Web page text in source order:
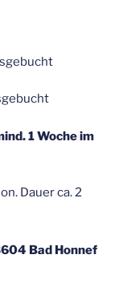
1 Woche im
Dauer ca. 2
Bad Honnef